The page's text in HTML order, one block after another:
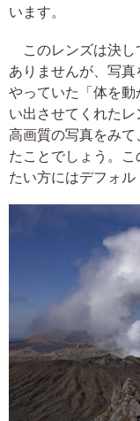
います。
このレンズは決し
ありませんが、写
やっていた「体を
い出させてくれた
高画質の写真をみ
たことでしょう。
たい方にはデフォル